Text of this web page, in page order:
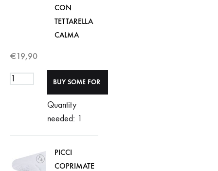
CON
TETTARELLA
CALMA
€19,90
Quantity
needed: 1
PICCI
COPRIMATE